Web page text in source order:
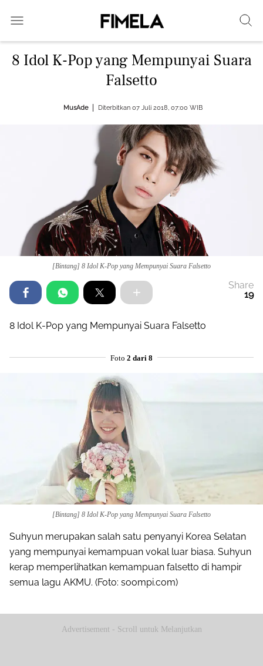
8 Idol K-Pop yang Mempunyai Suara
Falsetto
MusAde Diterbitkan 07 Juli 2018, 07:00 WIB
[Bintang] 8 Idol K-Pop yang Mempunyai Suara Falsetto
Share
19
8 Idol K-Pop yang Mempunyai Suara Falsetto
Foto 2 dari 8
[Bintang] 8 Idol K-Pop yang Mempunyai Suara Falsetto
Suhyun merupakan salah satu penyanyi Korea Selatan
yang mempunyai kemampuan vokal luar biasa. Suhyun
kerap memperlihatkan kemampuan falsetto di hampir
semua lagu AKMU. (Foto: soompi.com)
Advertisement - Scroll untuk Melanjutkan